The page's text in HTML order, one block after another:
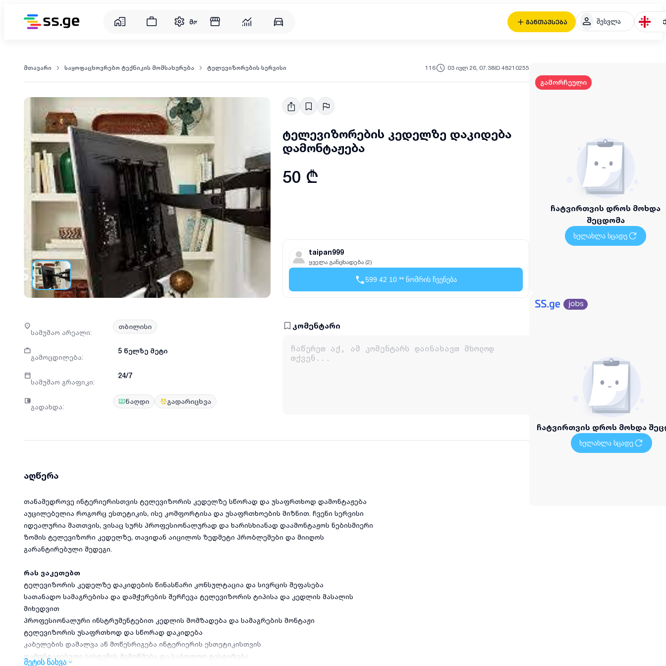
განთავსება შესვლა
მომსახურება
მთავარი საყოფაცხოვრებო ტექნიკის მომსახურება ტელევიზორების სერვისი 116 03 ივლ 26, 07:38ID 48210255
ტელევიზორების კედელზე დაკიდება
დამონტაჟება
50 ₾
taipan999
ყველა განცხადება (2)
599 42 10 ** ნომრის ჩვენება
სამუშაო არეალი:
თბილისი
გამოცდილება:
5 წელზე მეტი
სამუშაო გრაფიკი:
24/7
გადახდა:
ნაღდი გადარიცხვა
კომენტარი
აღწერა
თანამედროვე ინტერიერისთვის ტელევიზორის კედელზე სწორად და უსაფრთხოდ დამონტაჟება
აუცილებელია როგორც ესთეტიკის, ისე კომფორტისა და უსაფრთხოების მიზნით. ჩვენი სერვისი
იდეალურია მათთვის, ვისაც სურს პროფესიონალურად და ხარისხიანად დაამონტაჟოს ნებისმიერი
ზომის ტელევიზორი კედელზე, თავიდან აიცილოს ზედმეტი პრობლემები და მიიღოს
გარანტირებული შედეგი.
რას ვაკეთებთ
ტელევიზორის კედელზე დაკიდების წინასწარი კონსულტაცია და სივრცის შეფასება
სათანადო სამაგრებისა და დამჭერების შერჩევა ტელევიზორის ტიპისა და კედლის მასალის
მიხედვით
პროფესიონალური ინსტრუმენტებით კედლის მომზადება და სამაგრების მონტაჟი
ტელევიზორის უსაფრთხოდ და სწორად დაკიდება
კაბელების დამალვა ან მოწესრიგება ინტერიერის ესთეტიკისთვის
დამონტაჟებული სისტემის შემოწმება და საბოლოო ტესტირება
მეტის ნახვა
გამორჩეული
ჩატვირთვის დროს მოხდა
შეცდომა
ხელახლა სცადე
ჩატვირთვის დროს მოხდა
ხელახლა სცადე